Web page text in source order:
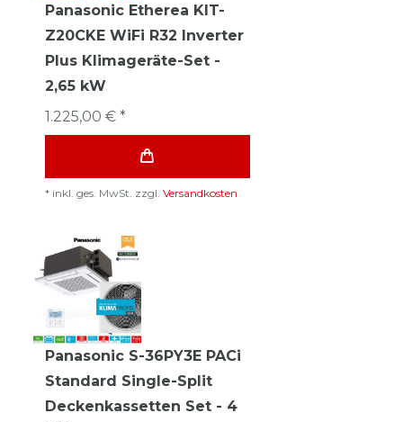
Panasonic Etherea KIT-
Z20CKE WiFi R32 Inverter
Plus Klimageräte-Set -
2,65 kW
1.225,00 € *
* inkl. ges. MwSt. zzgl. Versandkosten
Panasonic S-36PY3E PACi
Standard Single-Split
Deckenkassetten Set - 4